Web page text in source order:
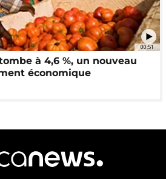
00:51
à 4,6 %, un nouveau
économique